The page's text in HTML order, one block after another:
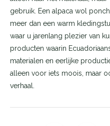
gebruik. Een alpaca wol
meer dan een warm
waar u jarenlang plezier van
producten waarin
materialen en eerlijke
alleen voor iets moois, maar
verhaal.